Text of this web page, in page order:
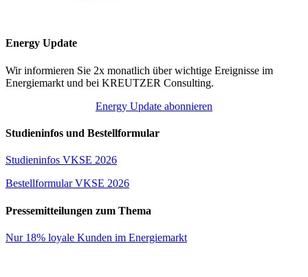
Energy Update
Wir informieren Sie 2x monatlich über wichtige Ereignisse im
Energiemarkt und bei KREUTZER Consulting.
Energy Update abonnieren
Studieninfos und Bestellformular
Studieninfos VKSE 2026
Bestellformular VKSE 2026
Pressemitteilungen zum Thema
Nur 18% loyale Kunden im Energiemarkt